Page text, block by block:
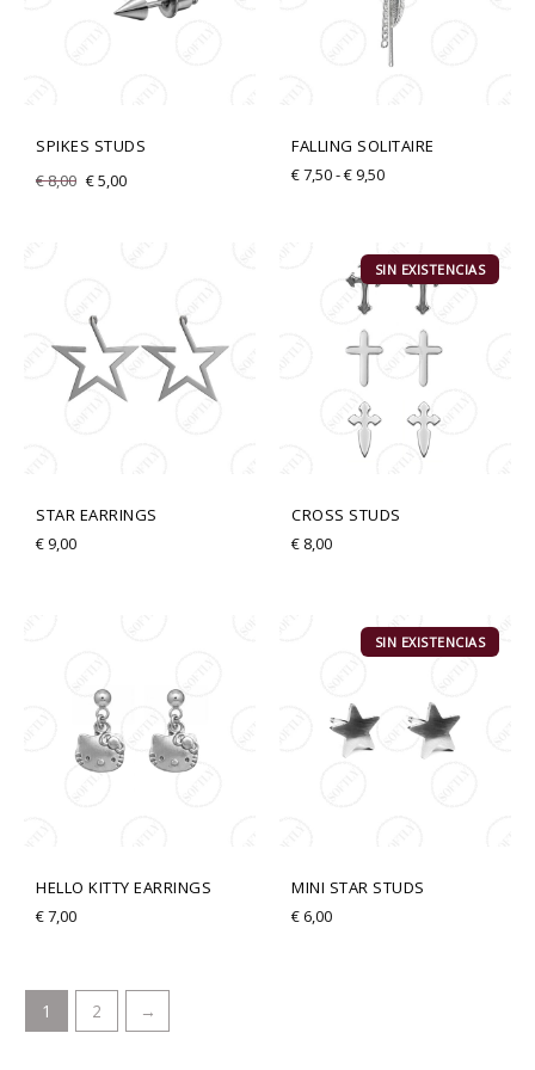
SPIKES STUDS
€8,00 €5,00
FALLING SOLITAIRE
€7,50-€9,50
STAR EARRINGS
€9,00
SIN EXISTENCIAS
CROSS STUDS
€ 8,00
HELLO KITTY EARRINGS
€7,00
SIN EXISTENCIAS
MINI STAR STUDS
€6,00
1 2 →